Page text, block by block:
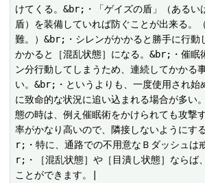
けてくる。&br;・「ゲイズの盾」（あるい
盾）を装備していれば防ぐことが出来る。
難。）&br;・シレンがかかると勝手に行動
かかると［混乱状態］になる。&br;・催眠
ン分行動してしまうため、連続してかかる
い。&br;・というよりも、一度使用され始
に致命的な状況に追い込まれる場合が多い
態の時は、例え催眠術をかけられても攻撃
率がかなり高いので、隣接しないようにす
r;・特に、通路での不用意なＢダッシュは
r;・［混乱状態］や［目潰し状態］ならば
ことができます。|